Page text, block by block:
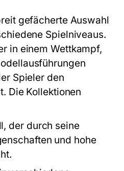
gefächerte Auswahl
Spielniveaus.
in einem Wettkampf,
Spieler den
Die Kollektionen
der durch seine
und hohe